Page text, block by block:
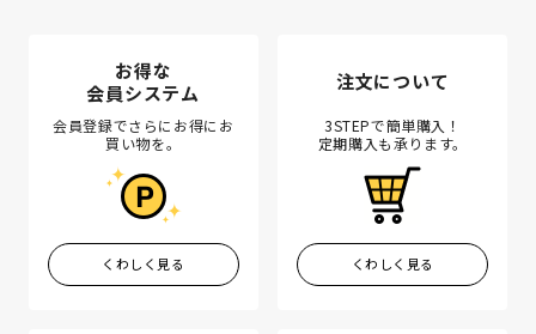
お得な
会員システム
会員登録でさらにお得にお
買い物を。
くわしく見る
注文について
3STEPで簡単購入！
定期購入も承ります。
くわしく見る